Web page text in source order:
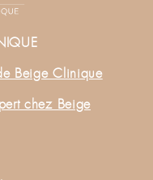
Beige Clinique
chez Beige